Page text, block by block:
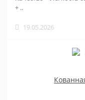
+ ..
19.05.2026